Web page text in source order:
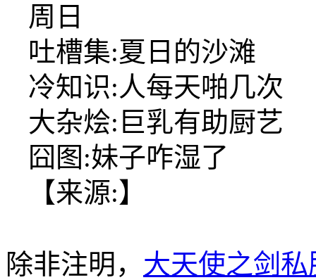
周日
吐槽集:夏日的沙滩
冷知识:人每天啪几次
大杂烩:巨乳有助厨艺
囧图:妹子咋湿了
【来源:】
除非注明， 大天使之剑私